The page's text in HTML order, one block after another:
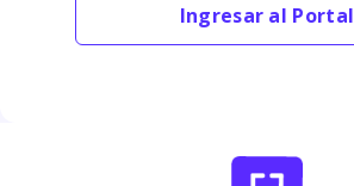
Ingresar al Portal